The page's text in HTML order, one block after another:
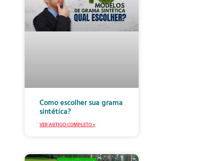
Como escolher sua grama
sintética?
VER ARTIGO COMPLETO »